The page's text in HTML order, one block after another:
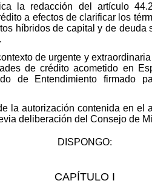
la redacción del artículo
a efectos de clarificar los
híbridos de capital y de
de urgente y
de crédito acometido en
de Entendimiento firmado
la autorización contenida en el
deliberación del Consejo de
DISPONGO:
CAPÍTULO I